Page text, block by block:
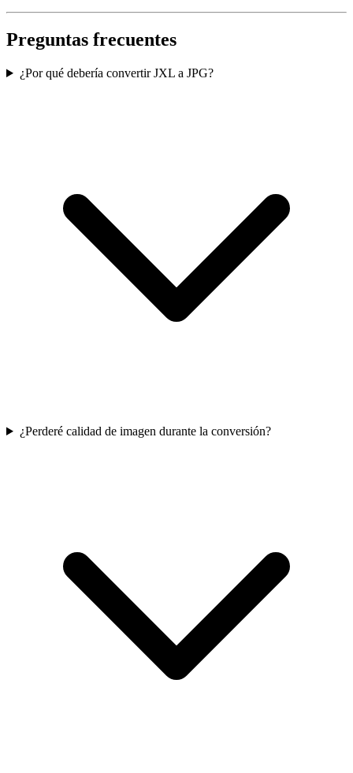
Preguntas frecuentes
¿Por qué debería convertir JXL a JPG?
¿Perderé calidad de imagen durante la conversión?